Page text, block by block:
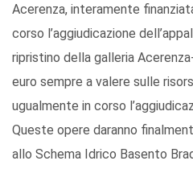
Acerenza, interamente
corso l’aggiudicazione
ripristino della galleria
euro sempre a valere sulle
ugualmente in corso
Queste opere daranno
allo Schema Idrico Basento